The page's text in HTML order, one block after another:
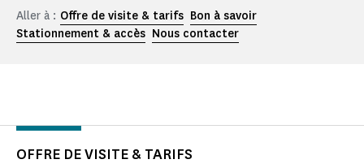
Aller à : Offre de visite & tarifs Bon à savoir
Stationnement & accès Nous contacter
OFFRE DE VISITE & TARIFS